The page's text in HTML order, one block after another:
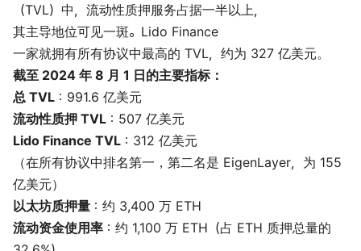
（TVL）中，流动性质押服务占据一半以上，
其主导地位可见一斑。Lido Finance
一家就拥有所有协议中最高的 TVL，约为 327 亿美元。
截至 2024 年 8 月 1 日的主要指标：
总 TVL ：991.6 亿美元
流动性质押 TVL ：507 亿美元
Lido Finance TVL ：312 亿美元
（在所有协议中排名第一，第二名是 EigenLayer，为 155
亿美元）
以太坊质押量 ：约 3,400 万 ETH
流动资金使用率 ：约 1,100 万 ETH（占 ETH 质押总量的